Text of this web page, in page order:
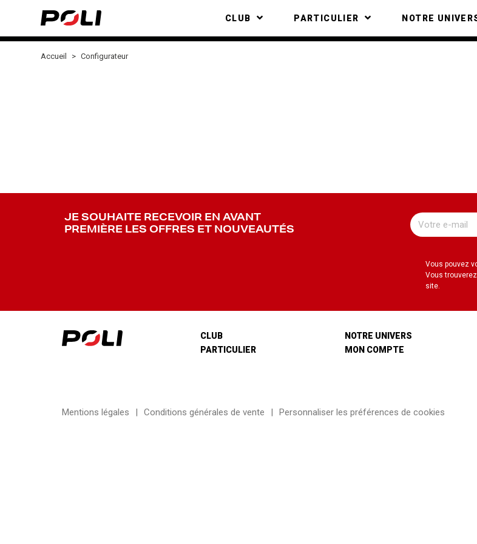
CLUB PARTICULIER NOTRE
Accueil Configurateur
JE SOUHAITE RECEVOIR EN AVANT
PREMIÈRE LES OFFRES ET NOUVEAUTÉS
Vous pouvez
Vous
site.
CLUB
PARTICULIER
NOTRE UNIVERS
MON COMPTE
Mentions légales Conditions générales de vente Personnaliser les préférences de cookies